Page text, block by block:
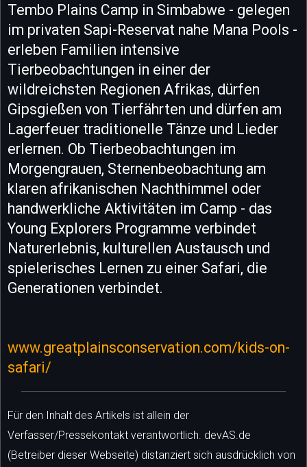
Tembo Plains Camp in Simbabwe - gelegen
im privaten Sapi-Reservat nahe Mana Pools -
erleben Familien intensive
Tierbeobachtungen in einer der
wildreichsten Regionen Afrikas, dürfen
Gipsgießen von Tierfährten und dürfen am
Lagerfeuer traditionelle Tänze und Lieder
erlernen. Ob Tierbeobachtungen im
Morgengrauen, Sternenbeobachtung am
klaren afrikanischen Nachthimmel oder
handwerkliche Aktivitäten im Camp - das
Young Explorers Programme verbindet
Naturerlebnis, kulturellen Austausch und
spielerisches Lernen zu einer Safari, die
Generationen verbindet.
www.greatplainsconservation.com/kids-on-
safari/
Für den Inhalt des Artikels ist allein der
Verfasser/Pressekontakt verantwortlich. devAS.de
(Betreiber dieser Webseite) distanziert sich ausdrücklich von